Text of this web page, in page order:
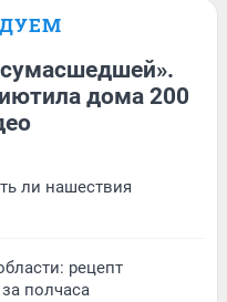
дома 200
ли нашествия
рецепт
полчаса